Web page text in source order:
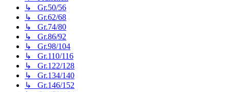
↳ Gr.50/56
↳ Gr.62/68
↳ Gr.74/80
↳ Gr.86/92
↳ Gr.98/104
↳ Gr.110/116
↳ Gr.122/128
↳ Gr.134/140
↳ Gr.146/152